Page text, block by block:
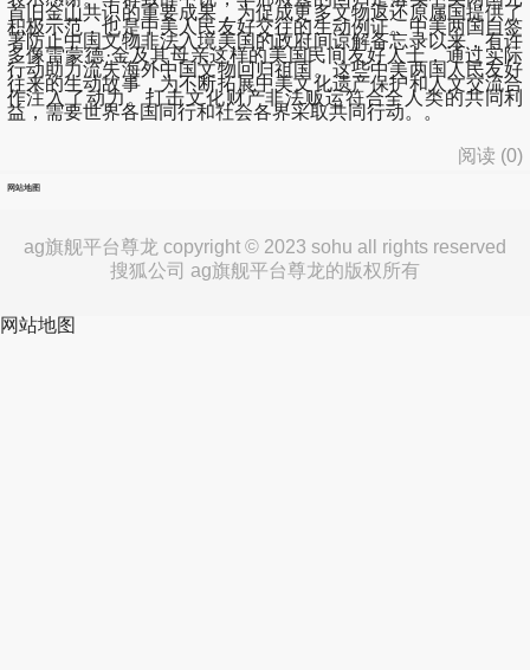
首旧金山共识的重要成果，为促成更多文物返还原属国提供了
积极示范，也是中美人民友好交往的生动例证。中美两国自签
署防止中国文物非法入境美国的政府间谅解备忘录以来，有许
多像雷蒙德·金及其母亲这样的美国民间友好人士，通过实际
行动助力流失海外中国文物回归祖国。这些中美两国人民友好
往来的生动故事，为不断拓展中美文化遗产保护和人文交流合
作注入了动力。打击文化财产非法贩运符合全人类的共同利
益，需要世界各国同行和社会各界采取共同行动。。
阅读 (0)
网站地图
ag旗舰平台尊龙 copyright © 2023 sohu all rights reserved
搜狐公司 ag旗舰平台尊龙的版权所有
网站地图